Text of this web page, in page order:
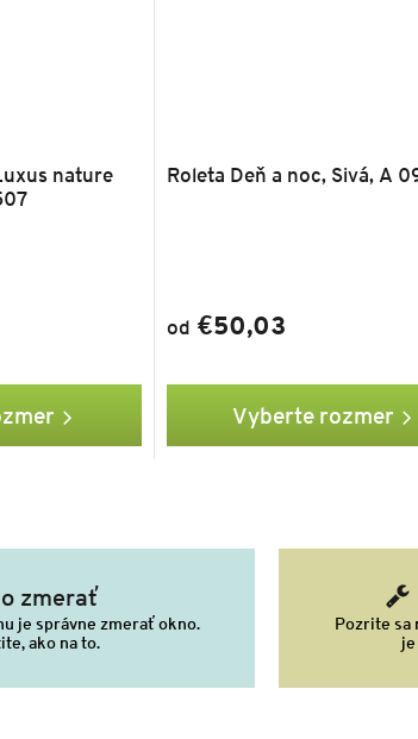
nature
Roleta Deň a noc, Sivá, A
od €50,03
Vyberte rozmer
zmerať
je správne zmerať okno.
ako na to.
Pozrite sa